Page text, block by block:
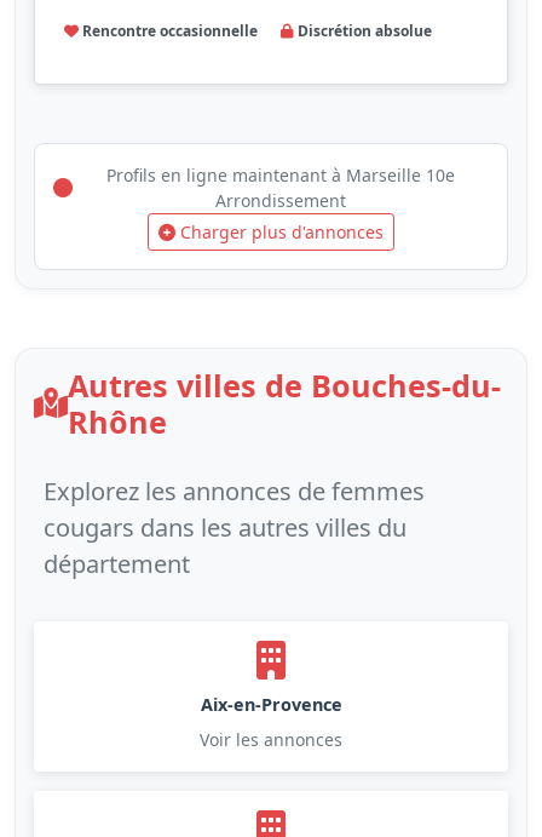
Rencontre occasionnelle Discrétion absolue
Profils en ligne maintenant à Marseille 10e
Arrondissement
Charger plus d'annonces
Autres villes de Bouches-du-
Rhône
Explorez les annonces de femmes
cougars dans les autres villes du
département
Aix-en-Provence
Voir les annonces